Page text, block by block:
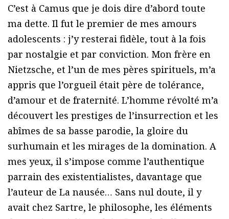
C’est à Camus que je dois dire d’abord toute
ma dette. Il fut le premier de mes amours
adolescents : j’y resterai fidèle, tout à la fois
par nostalgie et par conviction. Mon frère en
Nietzsche, et l’un de mes pères spirituels, m’a
appris que l’orgueil était père de tolérance,
d’amour et de fraternité. L’homme révolté m’a
découvert les prestiges de l’insurrection et les
abîmes de sa basse parodie, la gloire du
surhumain et les mirages de la domination. A
mes yeux, il s’impose comme l’authentique
parrain des existentialistes, davantage que
l’auteur de La nausée… Sans nul doute, il y
avait chez Sartre, le philosophe, les éléments